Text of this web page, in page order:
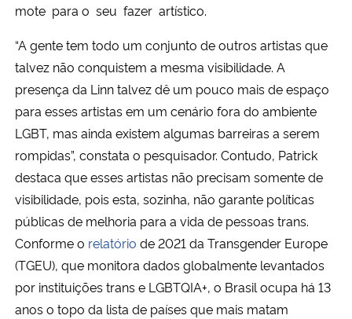
mote para o seu fazer artístico.
“A gente tem todo um conjunto de outros artistas que
talvez não conquistem a mesma visibilidade. A
presença da Linn talvez dê um pouco mais de espaço
para esses artistas em um cenário fora do ambiente
LGBT, mas ainda existem algumas barreiras a serem
rompidas”, constata o pesquisador. Contudo, Patrick
destaca que esses artistas não precisam somente de
visibilidade, pois esta, sozinha, não garante políticas
públicas de melhoria para a vida de pessoas trans.
Conforme o relatório de 2021 da Transgender Europe
(TGEU), que monitora dados globalmente levantados
por instituições trans e LGBTQIA+, o Brasil ocupa há 13
anos o topo da lista de países que mais matam